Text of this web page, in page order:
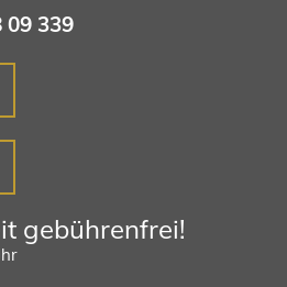
09 339
gebührenfrei!